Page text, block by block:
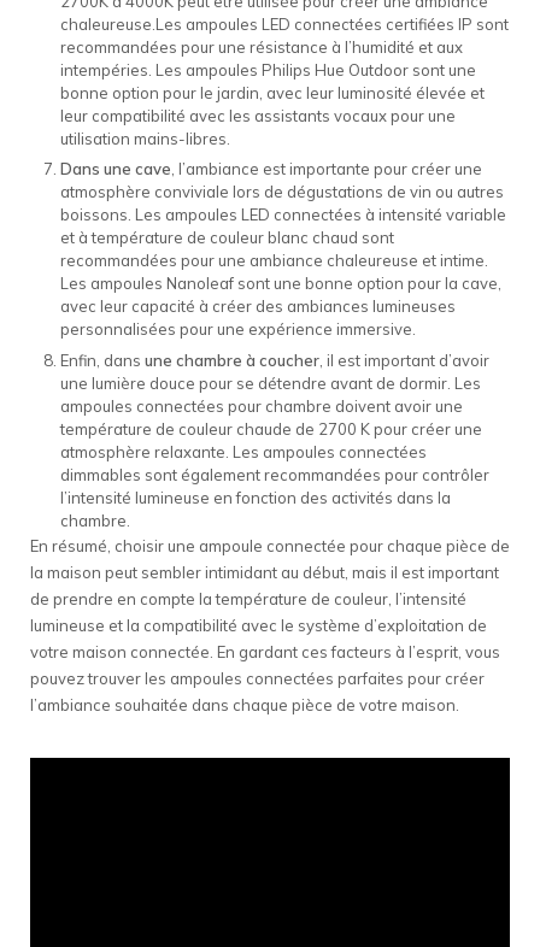
chaleureuse.Les ampoules LED connectées certifiées IP sont
recommandées pour une résistance à l’humidité et aux
intempéries. Les ampoules Philips Hue Outdoor sont une
bonne option pour le jardin, avec leur luminosité élevée et
leur compatibilité avec les assistants vocaux pour une
utilisation mains-libres.
Dans une cave , l’ambiance est importante pour créer une
atmosphère conviviale lors de dégustations de vin ou autres
boissons. Les ampoules LED connectées à intensité variable
et à température de couleur blanc chaud sont
recommandées pour une ambiance chaleureuse et intime.
Les ampoules Nanoleaf sont une bonne option pour la cave,
avec leur capacité à créer des ambiances lumineuses
personnalisées pour une expérience immersive.
Enfin, dans une chambre à coucher , il est important d’avoir
une lumière douce pour se détendre avant de dormir. Les
ampoules connectées pour chambre doivent avoir une
température de couleur chaude de 2700 K pour créer une
atmosphère relaxante. Les ampoules connectées
dimmables sont également recommandées pour contrôler
l’intensité lumineuse en fonction des activités dans la
chambre.
En résumé, choisir une ampoule connectée pour chaque pièce de
la maison peut sembler intimidant au début, mais il est important
de prendre en compte la température de couleur, l’intensité
lumineuse et la compatibilité avec le système d’exploitation de
votre maison connectée. En gardant ces facteurs à l’esprit, vous
pouvez trouver les ampoules connectées parfaites pour créer
l’ambiance souhaitée dans chaque pièce de votre maison.